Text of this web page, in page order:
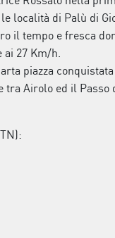
località di Palù di
il tempo e fresca
ai 27 Km/h.
piazza
tra Airolo ed il Passo